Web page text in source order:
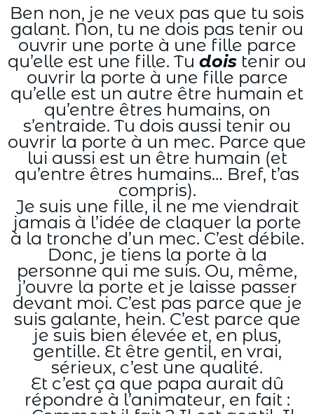
Ben non, je ne veux pas que tu sois
galant. Non, tu ne dois pas tenir ou
ouvrir une porte à une fille parce
qu’elle est une fille. Tu dois tenir ou
ouvrir la porte à une fille parce
qu’elle est un autre être humain et
qu’entre êtres humains, on
s’entraide. Tu dois aussi tenir ou
ouvrir la porte à un mec. Parce que
lui aussi est un être humain (et
qu’entre êtres humains… Bref, t’as
compris).
Je suis une fille, il ne me viendrait
jamais à l’idée de claquer la porte
à la tronche d’un mec. C’est débile.
Donc, je tiens la porte à la
personne qui me suis. Ou, même,
j’ouvre la porte et je laisse passer
devant moi. C’est pas parce que je
suis galante, hein. C’est parce que
je suis bien élevée et, en plus,
gentille. Et être gentil, en vrai,
sérieux, c’est une qualité.
Et c’est ça que papa aurait dû
répondre à l’animateur, en fait :